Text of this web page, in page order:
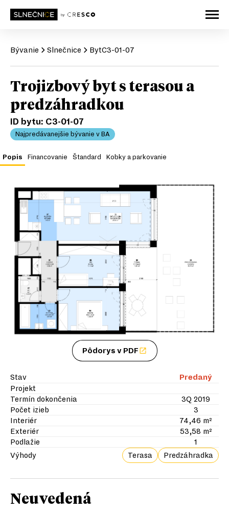
Bývanie Slnečnice BytC3-01-07
Trojizbový byt s terasou a
predzáhradkou
ID bytu: C3-01-07
Najpredávanejšie bývanie v BA
Popis Financovanie Štandard Kobky a parkovanie
Pôdorys v PDF
Stav
Predaný
Projekt
Termín dokončenia
3Q 2019
Počet izieb
3
Interiér
74,46 m²
Exteriér
53,58 m²
Podlažie
1
Výhody
Terasa Predzáhradka
Neuvedená